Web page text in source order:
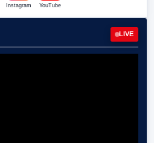
Instagram YouTube
LIVE